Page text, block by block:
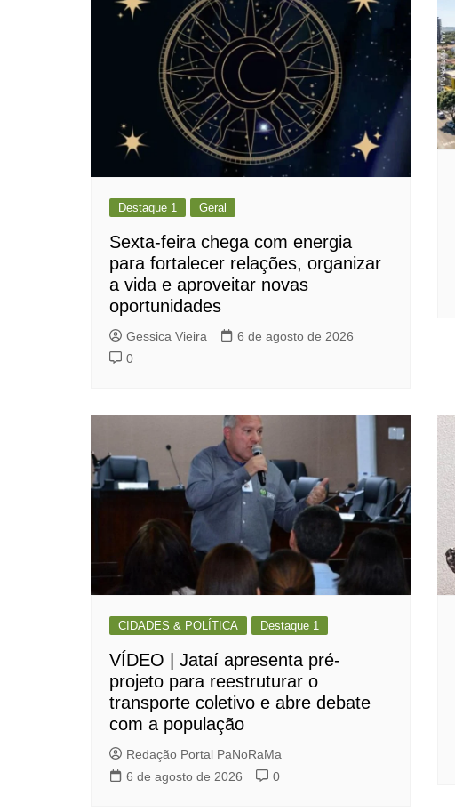
Destaque 1 Geral
Sexta-feira chega com energia
para fortalecer relações, organizar
a vida e aproveitar novas
oportunidades
Gessica Vieira
6 de agosto de 2026
0
CIDADES & POLÍTICA Destaque 1
VÍDEO | Jataí apresenta pré-
projeto para reestruturar o
transporte coletivo e abre debate
com a população
Redação Portal PaNoRaMa
6 de agosto de 2026
0